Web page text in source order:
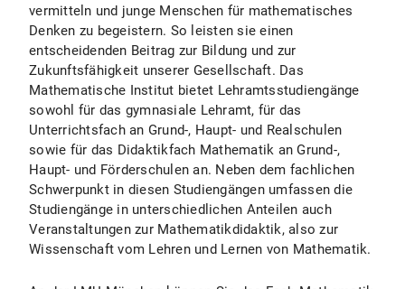
vermitteln und junge Menschen für mathematisches
Denken zu begeistern. So leisten sie einen
entscheidenden Beitrag zur Bildung und zur
Zukunftsfähigkeit unserer Gesellschaft. Das
Mathematische Institut bietet Lehramtsstudiengänge
sowohl für das gymnasiale Lehramt, für das
Unterrichtsfach an Grund-, Haupt- und Realschulen
sowie für das Didaktikfach Mathematik an Grund-,
Haupt- und Förderschulen an. Neben dem fachlichen
Schwerpunkt in diesen Studiengängen umfassen die
Studiengänge in unterschiedlichen Anteilen auch
Veranstaltungen zur Mathematikdidaktik, also zur
Wissenschaft vom Lehren und Lernen von Mathematik.